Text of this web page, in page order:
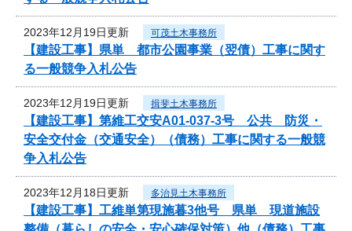
2023年12月19日更新 可茂土木事務所
【建設工事】県単 都市公園事業（翌債）工事に関す
る一般競争入札公告
2023年12月19日更新 揖斐土木事務所
【建設工事】第維工交安A01-037-3号 公共 防災・
安全交付金（交通安全）（債務）工事に関する一般競
争入札公告
2023年12月18日更新 多治見土木事務所
【建設工事】工維単第現施暮3他号 県単 現道施設